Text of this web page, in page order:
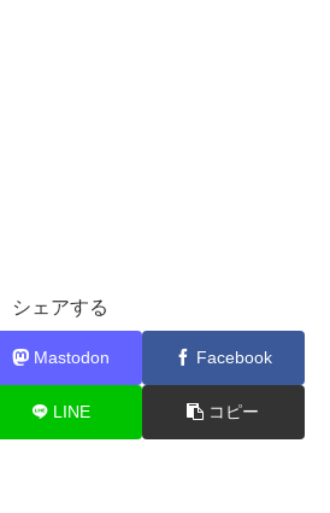
シェアする
Mastodon Facebook
LINE コピー